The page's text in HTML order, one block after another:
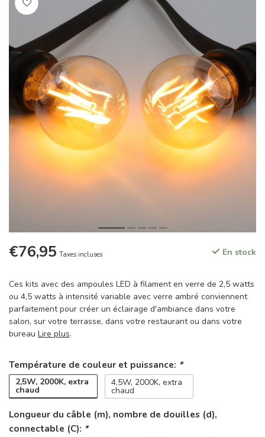
€76,95 Taxes incluses En stock
Ces kits avec des ampoules LED à filament en verre de 2,5 watts
ou 4,5 watts à intensité variable avec verre ambré conviennent
parfaitement pour créer un éclairage d'ambiance dans votre
salon, sur votre terrasse, dans votre restaurant ou dans votre
bureau Lire plus.
Température de couleur et puissance: *
2,5W, 2000K, extra
chaud
4,5W, 2000K, extra
chaud
Longueur du câble (m), nombre de douilles (d),
connectable (C): *